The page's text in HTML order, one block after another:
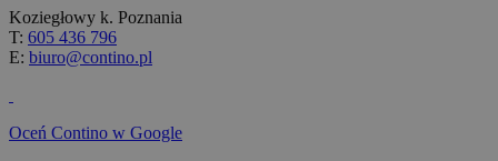
Koziegłowy k. Poznania
T: 605 436 796
E: biuro@contino.pl
Oceń Contino w Google